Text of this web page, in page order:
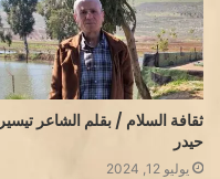
ثقافة السلام / بقلم الشاعر تيسير
حيدر
يوليو 12, 2024